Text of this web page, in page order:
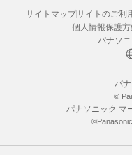
サイトマップサイトのご利
個人情報保護
パナソ
パ
©
パナソニック マ